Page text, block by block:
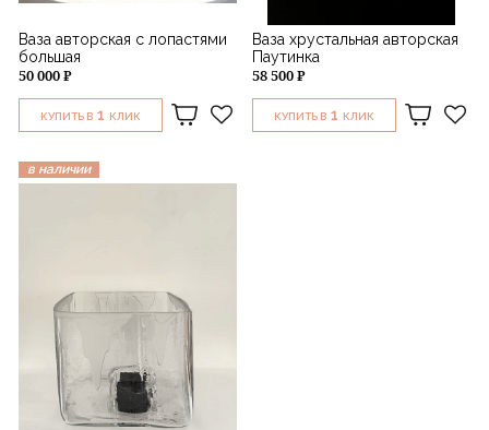
Ваза авторская с лопастями
большая
50 000 ₽
КУПИТЬ В 1 КЛИК
Ваза хрустальная авторская
Паутинка
58 500 ₽
КУПИТЬ В 1 КЛИК
в наличии